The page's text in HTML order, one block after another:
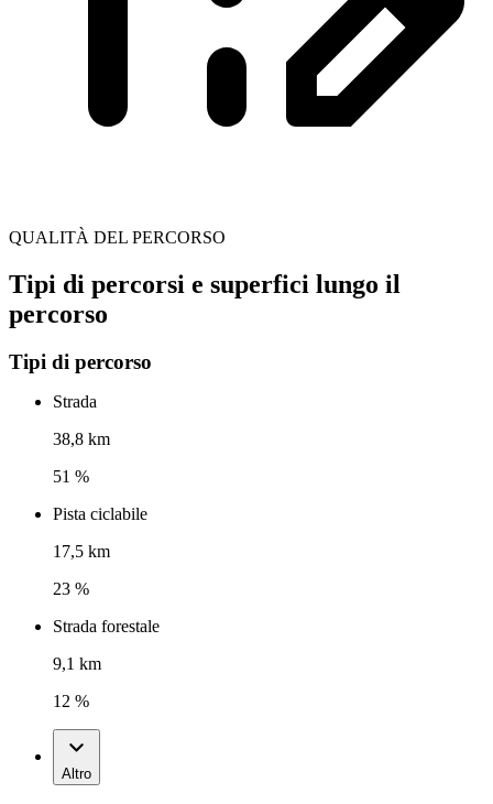
QUALITÀ DEL PERCORSO
Tipi di percorsi e superfici lungo il
percorso
Tipi di percorso
Strada
38,8 km
51 %
Pista ciclabile
17,5 km
23 %
Strada forestale
9,1 km
12 %
Altro